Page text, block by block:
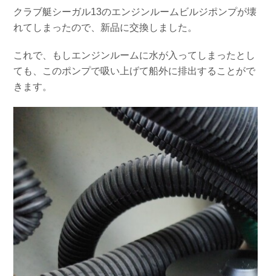
店舗情報
Shop Info.
お問い合わせ
Contact us
会社概要
Company
Recruit Link
クラブ艇シーガル13のエンジンルームビルジポンプが壊
れてしまったので、新品に交換しました。
これで、もしエンジンルームに水が入ってしまったとし
ても、このポンプで吸い上げて船外に排出することがで
きます。